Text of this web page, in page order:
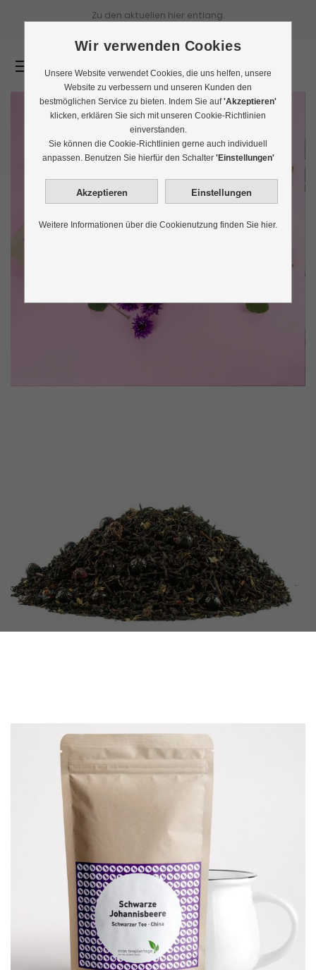
Zu den aktuellen hier entlang.
Wir verwenden Cookies
Unsere Website verwendet Cookies, die uns helfen, unsere
Website zu verbessern und unseren Kunden den
bestmöglichen Service zu bieten. Indem Sie auf'Akzeptieren'
klicken, erklären Sie sich mit unseren Cookie-Richtlinien
einverstanden.
Sie können die Cookie-Richtlinien gerne auch individuell
anpassen. Benutzen Sie hierfür den Schalter 'Einstellungen'
Weitere Informationen über die Cookienutzung finden Sie hier.